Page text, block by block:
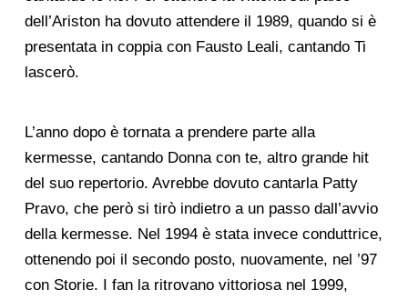
dell’Ariston ha dovuto attendere il 1989, quando si è
presentata in coppia con Fausto Leali, cantando Ti
lascerò.
L’anno dopo è tornata a prendere parte alla
kermesse, cantando Donna con te, altro grande hit
del suo repertorio. Avrebbe dovuto cantarla Patty
Pravo, che però si tirò indietro a un passo dall’avvio
della kermesse. Nel 1994 è stata invece conduttrice,
ottenendo poi il secondo posto, nuovamente, nel ’97
con Storie. I fan la ritrovano vittoriosa nel 1999,